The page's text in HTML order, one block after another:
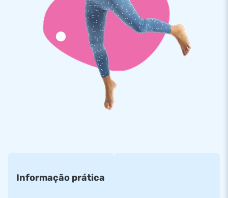
infantil indoor. Deixe os pequeninos gastarem energia e
soltarem a imaginação no seu próprio paraíso seguro de
brincadeira. Inclui ventilador, material de ancoragem, saco de
transporte e manual. Tudo completo para a experiência
Há anos o fabricante de insufláveis de confiança
A JB Insufláveis tem uma vasta gama e mais de 3000
preferencialmente uma solução personalizada? Seja qual for
Informação prática